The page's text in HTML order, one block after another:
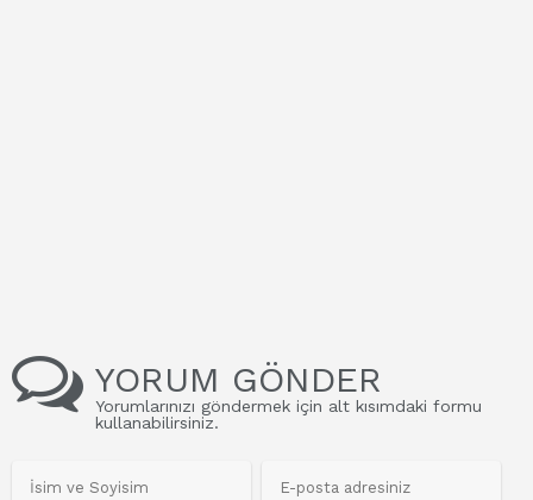
YORUM GÖNDER
Yorumlarınızı göndermek için alt kısımdaki formu
kullanabilirsiniz.